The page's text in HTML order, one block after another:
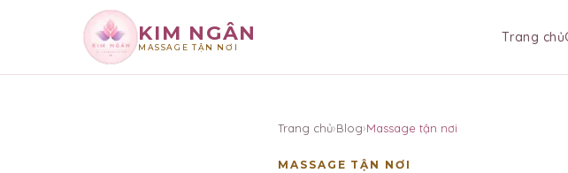
KIM NGÂN
MASSAGE TẬN NƠI
Trang chủ
Trang chủ›Blog›Massage tận nơi
MASSAGE TẬN NƠI